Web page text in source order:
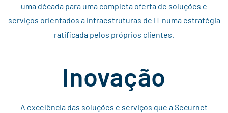
uma década para uma completa oferta de soluções e
serviços orientados a infraestruturas de IT numa estratégia
ratificada pelos próprios clientes.
Inovação
A excelência das soluções e serviços que a Securnet